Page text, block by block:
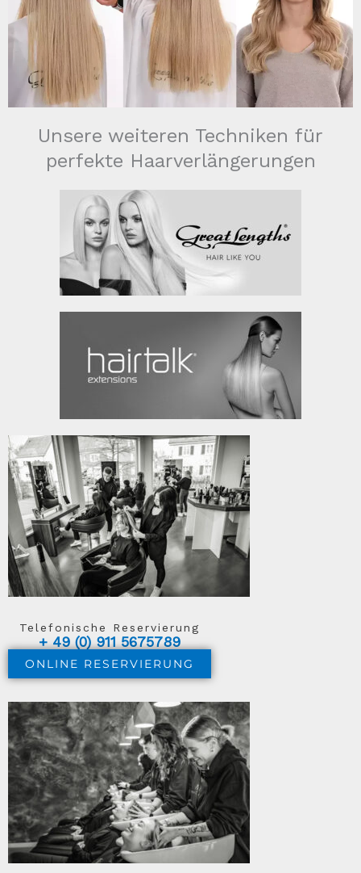
Unsere weiteren Techniken für
perfekte Haarverlängerungen
Telefonische Reservierung
+ 49 (0) 911 5675789
ONLINE RESERVIERUNG